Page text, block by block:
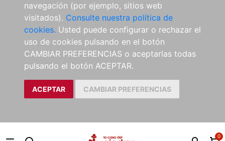
navegación (por ejemplo, sitios web
visitados). Consulte nuestra política de
cookies. Usted puede configurar o rechazar el
uso de cookies pulsando en el botón
CAMBIAR PREFERENCIAS o aceptarlas todas
pulsando el botón ACEPTAR.
ACEPTAR CAMBIAR PREFERENCIAS
0